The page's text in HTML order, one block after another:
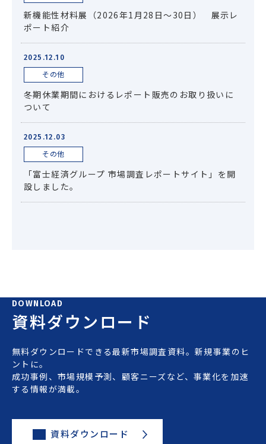
新機能性材料展（2026年1月28日～30日） 展示レ
ポート紹介
2025.12.10
その他
冬期休業期間におけるレポート販売のお取り扱いに
ついて
2025.12.03
その他
「富士経済グループ 市場調査レポートサイト」を開
設しました。
DOWNLOAD
資料ダウンロード
無料ダウンロードできる最新市場調査資料。新規事業のヒ
ントに。
成功事例、市場規模予測、顧客ニーズなど、事業化を加速
する情報が満載。
資料ダウンロード